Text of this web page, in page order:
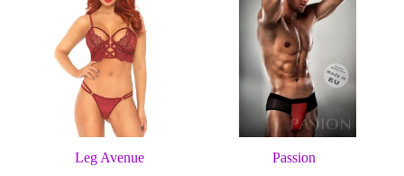
Leg Avenue Passion